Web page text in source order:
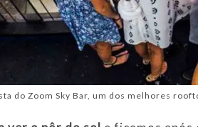
do Zoom Sky Bar, um dos melhores